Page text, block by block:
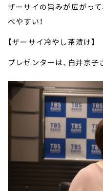
ザーサイの旨みが広がっ
べやすい！
【ザーサイ冷やし茶漬け】
プレゼンターは、白井京子